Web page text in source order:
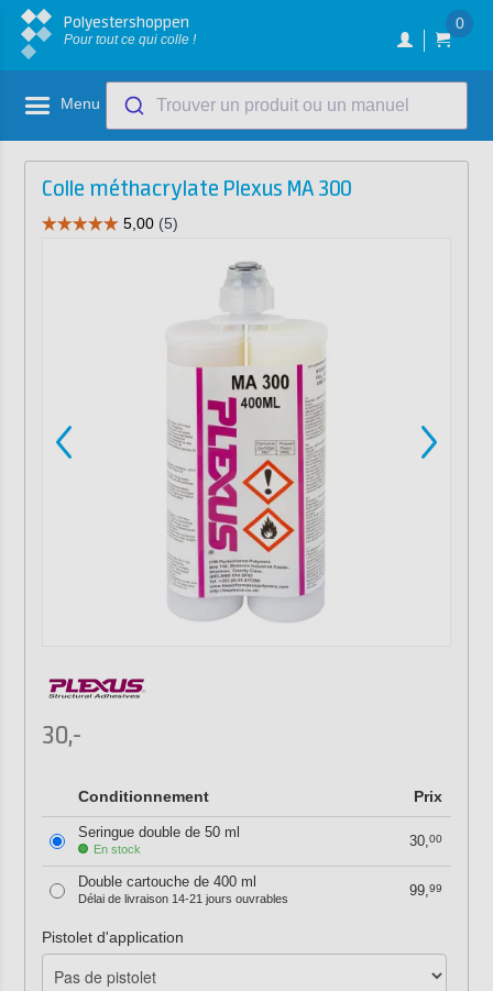
Polyestershoppen
Pour tout ce qui colle !
0
Menu Trouver un produit ou un manuel
Colle méthacrylate Plexus MA 300
30,-
Conditionnement Prix
Seringue double de 50 ml
En stock 30,00
Double cartouche de 400 ml
Délai de livraison 14-21 jours ouvrables 99,99
Pistolet d'application